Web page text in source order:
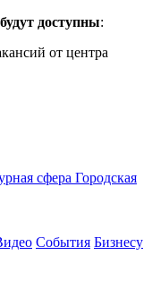
доступны:
от центра
сфера Городская
События Бизнесу